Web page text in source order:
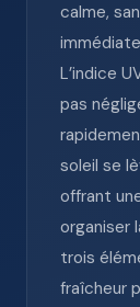
calme,
L’indice
pas
soleil se
offrant
organiser
trois
fraîcheur